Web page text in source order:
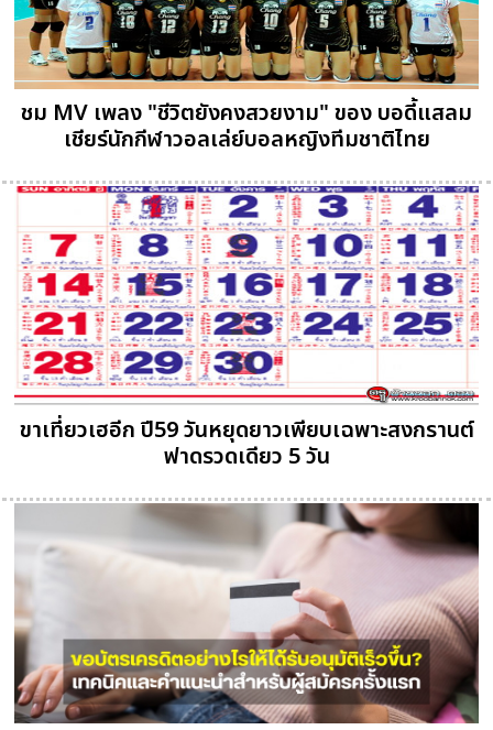
ชม MV เพลง "ชีวิตยังคงสวยงาม" ของ บอดี้แสลม
เชียร์นักกีฬาวอลเล่ย์บอลหญิงทีมชาติไทย
ขาเที่ยวเฮอีก ปี59 วันหยุดยาวเพียบเฉพาะสงกรานต์
ฟาดรวดเดียว 5 วัน